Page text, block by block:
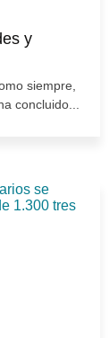
y
siempre,
concluido...